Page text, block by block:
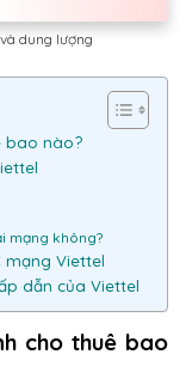
dung lượng
bao nào?
mạng không?
mạng Viettel
dẫn của Viettel
cho thuê bao